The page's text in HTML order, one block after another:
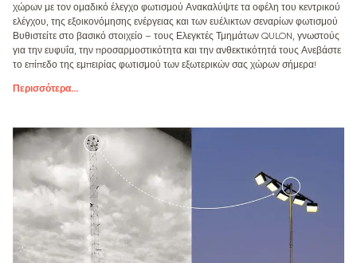
χώρων με τον ομαδικό έλεγχο φωτισμού Ανακαλύψτε τα οφέλη του κεντρικού
ελέγχου, της εξοικονόμησης ενέργειας και των ευέλικτων σεναρίων φωτισμού
Βυθιστείτε στο βασικό στοιχείο – τους Ελεγκτές Τμημάτων QULON, γνωστούς
για την ευφυΐα, την προσαρμοστικότητα και την ανθεκτικότητά τους Ανεβάστε
το επίπεδο της εμπειρίας φωτισμού των εξωτερικών σας χώρων σήμερα!
Περισσότερα...